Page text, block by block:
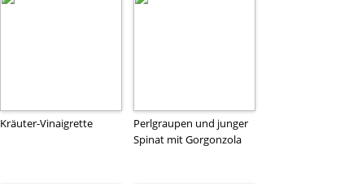
Kräuter-Vinaigrette
Perlgraupen und junger
Spinat mit Gorgonzola